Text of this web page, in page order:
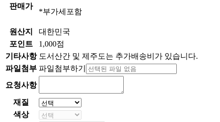
판매가
*부가세포함
원산지
대한민국
포인트
1,000점
기타사항 도서산간 및 제주도는 추가배송비가 있습니다.
파일첨부 파일첨부하기
요청사항
재질
색상